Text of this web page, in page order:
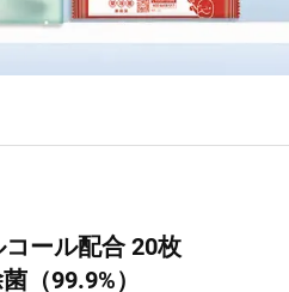
ール配合 20枚
（99.9%）